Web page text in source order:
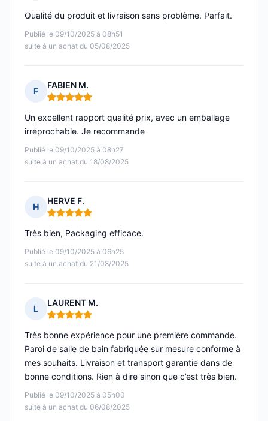
Publié le 09/10/2025 à 08h51
suite à un achat du 05/08/2025
Qualité du produit et livraison sans problème. Parfait.
F
FABIEN M.
Note : 5 sur 5
Publié le 09/10/2025 à 08h27
suite à un achat du 18/08/2025
Un excellent rapport qualité prix, avec un emballage
irréprochable. Je recommande
H
HERVE F.
Note : 5 sur 5
Publié le 09/10/2025 à 06h25
suite à un achat du 21/08/2025
Très bien, Packaging efficace.
L
LAURENT M.
Note : 5 sur 5
Publié le 09/10/2025 à 05h00
suite à un achat du 06/08/2025
Très bonne expérience pour une première commande.
Paroi de salle de bain fabriquée sur mesure conforme à
mes souhaits. Livraison et transport garantie dans de
bonne conditions. Rien à dire sinon que c’est très bien.